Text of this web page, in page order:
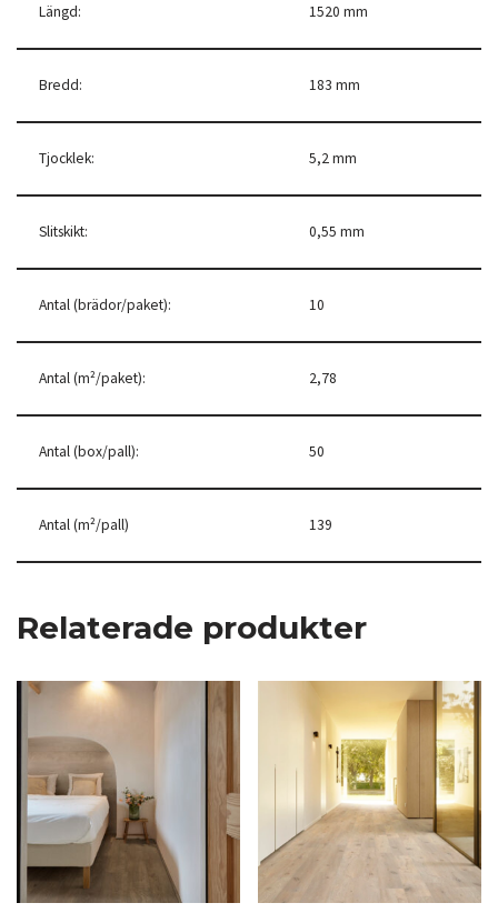
Längd: 1520 mm
Bredd: 183 mm
Tjocklek: 5,2 mm
Slitskikt: 0,55 mm
Antal (brädor/paket): 10
Antal (m²/paket): 2,78
Antal (box/pall): 50
Antal (m²/pall) 139
Relaterade produkter